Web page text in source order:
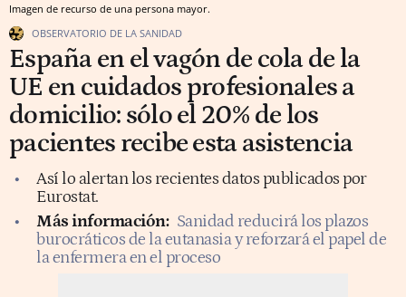
Imagen de recurso de una persona mayor.
OBSERVATORIO DE LA SANIDAD
España en el vagón de cola de la
UE en cuidados profesionales a
domicilio: sólo el 20% de los
pacientes recibe esta asistencia
Así lo alertan los recientes datos publicados por
Eurostat.
Más información: Sanidad reducirá los plazos
burocráticos de la eutanasia y reforzará el papel de
la enfermera en el proceso